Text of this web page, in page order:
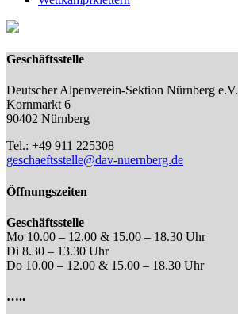
Geschäftsstelle
Deutscher Alpenverein-Sektion Nürnberg e.V.
Kornmarkt 6
90402 Nürnberg
Tel.: +49 911 225308
geschaeftsstelle@dav-nuernberg.de
Öffnungszeiten
Geschäftsstelle
Mo 10.00 – 12.00 & 15.00 – 18.30 Uhr
Di 8.30 – 13.30 Uhr
Do 10.00 – 12.00 & 15.00 – 18.30 Uhr
…..